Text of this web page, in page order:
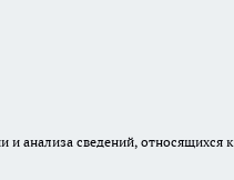
анализа сведений, относящихся к